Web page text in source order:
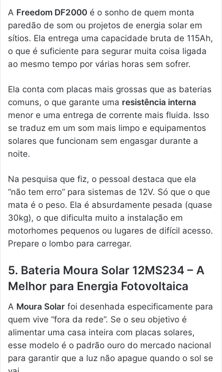
A Freedom DF2000 é o sonho de quem monta
paredão de som ou projetos de energia solar em
sítios. Ela entrega uma capacidade bruta de 115Ah,
o que é suficiente para segurar muita coisa ligada
ao mesmo tempo por várias horas sem sofrer.
Ela conta com placas mais grossas que as baterias
comuns, o que garante uma resistência interna
menor e uma entrega de corrente mais fluida. Isso
se traduz em um som mais limpo e equipamentos
solares que funcionam sem engasgar durante a
noite.
Na pesquisa que fiz, o pessoal destaca que ela
“não tem erro” para sistemas de 12V. Só que o que
mata é o peso. Ela é absurdamente pesada (quase
30kg), o que dificulta muito a instalação em
motorhomes pequenos ou lugares de difícil acesso.
Prepare o lombo para carregar.
5. Bateria Moura Solar 12MS234 – A
Melhor para Energia Fotovoltaica
A Moura Solar foi desenhada especificamente para
quem vive “fora da rede”. Se o seu objetivo é
alimentar uma casa inteira com placas solares,
esse modelo é o padrão ouro do mercado nacional
para garantir que a luz não apague quando o sol se